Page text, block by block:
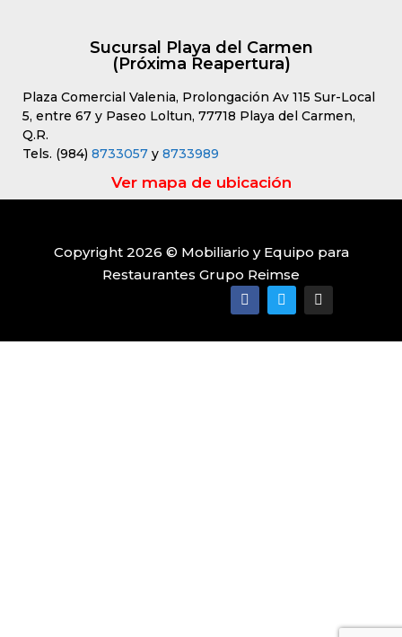
Sucursal Playa del Carmen
(Próxima Reapertura)
Plaza Comercial Valenia, Prolongación Av 115 Sur-Local
5, entre 67 y Paseo Loltun, 77718 Playa del Carmen,
Q.R.
Tels. (984) 8733057 y 8733989
Ver mapa de ubicación
Copyright 2026 © Mobiliario y Equipo para
Restaurantes Grupo Reimse